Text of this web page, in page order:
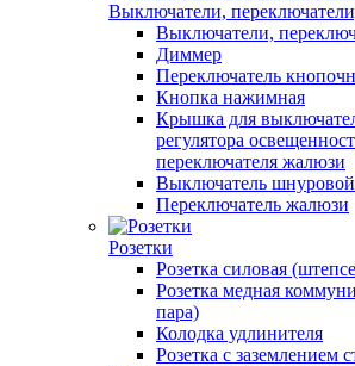
Выключатели,
Выключатели,
Диммер
Переключатель
Кнопка нажимная
Крышка для
регулятора
переключателя жалюзи
Выключатель
Переключатель жалюзи
Розетки
Розетка силовая
Розетка медная
пара)
Колодка удлинителя
Розетка с заземлением